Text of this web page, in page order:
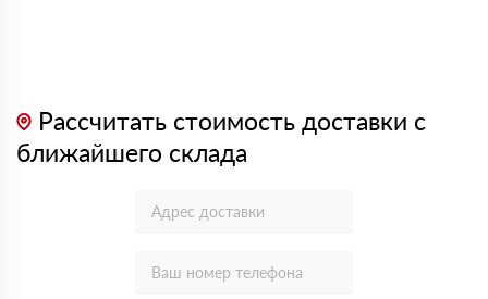
Рассчитать стоимость доставки с
ближайшего склада